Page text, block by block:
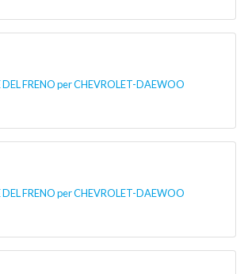
DEL FRENO per CHEVROLET-DAEWOO
DEL FRENO per CHEVROLET-DAEWOO